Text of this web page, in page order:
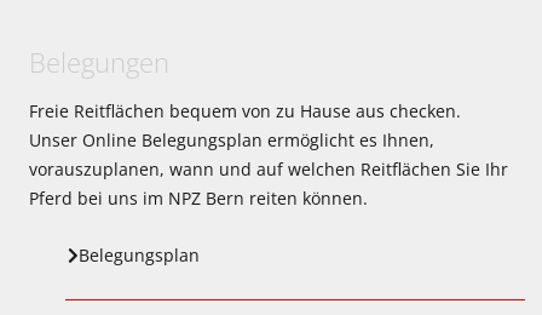
Belegungen
Freie Reitflächen bequem von zu Hause aus checken.
Unser Online Belegungsplan ermöglicht es Ihnen,
vorauszuplanen, wann und auf welchen Reitflächen Sie Ihr
Pferd bei uns im NPZ Bern reiten können.
Belegungsplan